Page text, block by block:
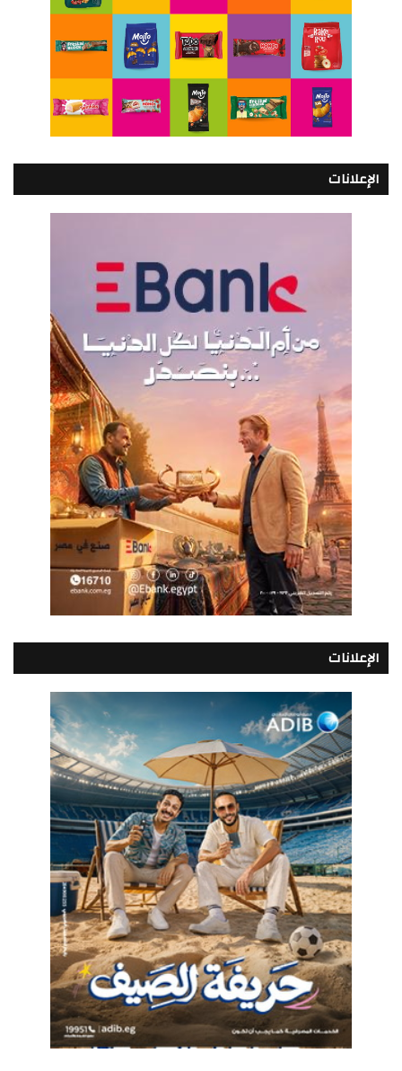
الإعلانات
الإعلانات